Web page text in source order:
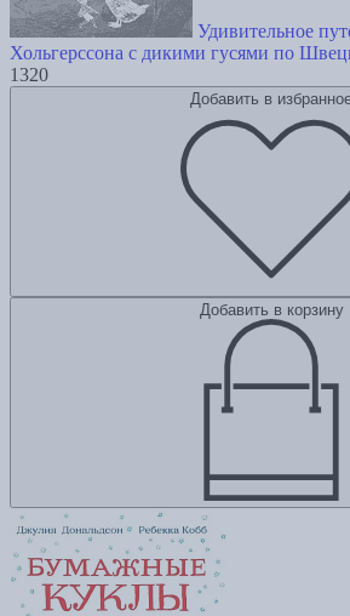
Удивительное
Хольгерссона с дикими гусями по
1320
Добавить в
Добавить в корзину